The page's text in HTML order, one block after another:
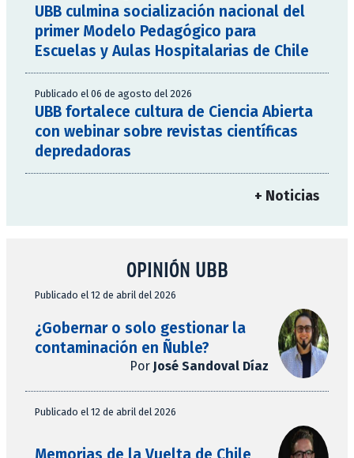
UBB culmina socialización nacional del
primer Modelo Pedagógico para
Escuelas y Aulas Hospitalarias de Chile
Publicado el 06 de agosto del 2026
UBB fortalece cultura de Ciencia Abierta
con webinar sobre revistas científicas
depredadoras
+ Noticias
OPINIÓN UBB
Publicado el 12 de abril del 2026
¿Gobernar o solo gestionar la
contaminación en Ñuble?
Por José Sandoval Díaz
Publicado el 12 de abril del 2026